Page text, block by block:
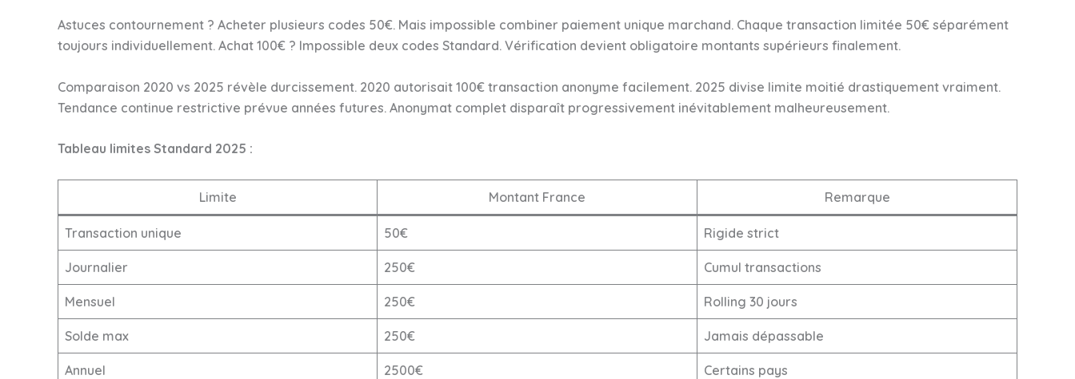
Astuces contournement ? Acheter plusieurs codes 50€. Mais impossible combiner paiement unique marchand. Chaque transaction limitée 50€ séparément
toujours individuellement. Achat 100€ ? Impossible deux codes Standard. Vérification devient obligatoire montants supérieurs finalement.
Comparaison 2020 vs 2025 révèle durcissement. 2020 autorisait 100€ transaction anonyme facilement. 2025 divise limite moitié drastiquement vraiment.
Tendance continue restrictive prévue années futures. Anonymat complet disparaît progressivement inévitablement malheureusement.
Tableau limites Standard 2025 :
Limite Montant France Remarque
Transaction unique 50€ Rigide strict
Journalier 250€ Cumul transactions
Mensuel 250€ Rolling 30 jours
Solde max 250€ Jamais dépassable
Annuel 2500€ Certains pays